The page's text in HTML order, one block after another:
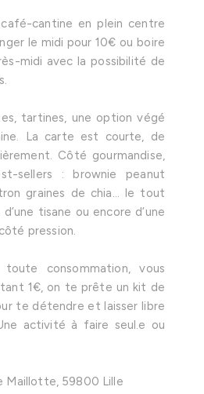
cantine en plein centre
le midi pour 10€ ou boire
midi avec la possibilité de
tartines, une option végé
La carte est courte, de
Côté gourmandise,
sellers : brownie peanut
graines de chia… le tout
tisane ou encore d’une
pression.
consommation, vous
1€, on te prête un kit de
te détendre et laisser libre
activité à faire seul.e ou
Maillotte, 59800 Lille